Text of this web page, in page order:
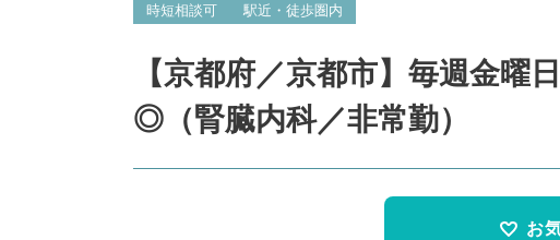
時短相談可 駅近・徒歩圏内
【京都府／京都市】毎週金
◎（腎臓内科／非常勤）
お